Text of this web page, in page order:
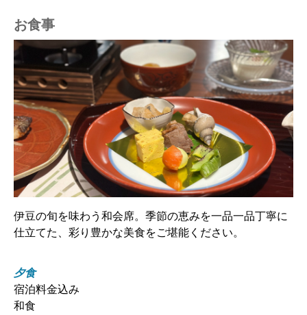
お食事
伊豆の旬を味わう和会席。季節の恵みを一品一品丁寧に
仕立てた、彩り豊かな美食をご堪能ください。
夕食
宿泊料金込み
和食